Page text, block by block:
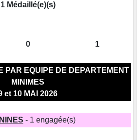
1 Médaillé(e)(s)
0 1
PAR EQUIPE DE DEPARTEMENT
MINIMES
et 10 MAI 2026
- 1 engagée(s)